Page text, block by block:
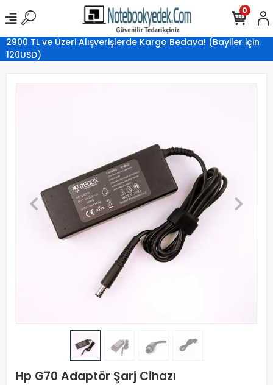
2900 TL ve Üzeri Alışverişlerde Kargo Bedava! (Bayiler için
120USD)
0
Hp G70 Adaptör Şarj Cihazı